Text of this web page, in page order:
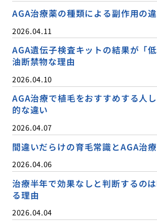
AGA治療薬の種類による副作用の
2026.04.11
AGA遺伝子検査キットの結果が「
油断禁物な理由
2026.04.10
AGA治療で植毛をおすすめする人
的な違い
2026.04.07
間違いだらけの育毛常識とAGA治
2026.04.06
治療半年で効果なしと判断するの
る理由
2026.04.04